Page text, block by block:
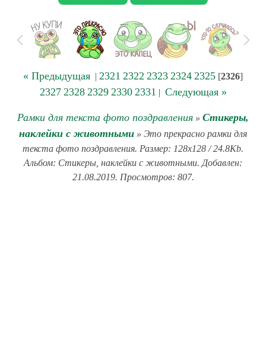
« Предыдущая | 2321 2322 2323 2324 2325 [2326]
2327 2328 2329 2330 2331 | Следующая »
Рамки для текста фото поздравления » Стикеры,
наклейки с животными » Это прекрасно рамки для
текста фото поздравления. Размер: 128x128 / 24.8Kb.
Альбом: Стикеры, наклейки с животными. Добавлен:
21.08.2019. Просмотров: 807.